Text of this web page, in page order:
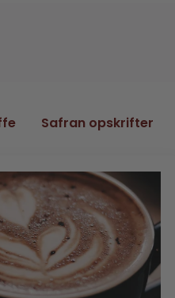
Safran opskrifter